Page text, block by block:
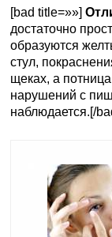
[bad title=»»]
достаточно
образуются
стул,
щеках, а
нарушений с
наблюдается.[/